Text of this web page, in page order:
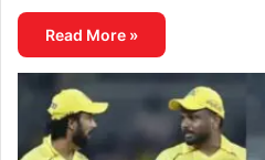
Read More »